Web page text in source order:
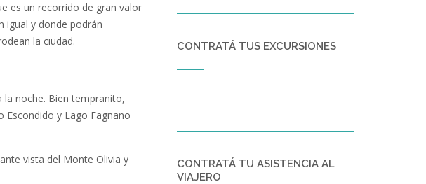
es un recorrido de gran valor
igual y donde podrán
la ciudad.
noche. Bien tempranito,
Escondido y Lago Fagnano
vista del Monte Olivia y
CONTRATÁ TUS EXCURSIONES
CONTRATÁ TU ASISTENCIA AL
VIAJERO